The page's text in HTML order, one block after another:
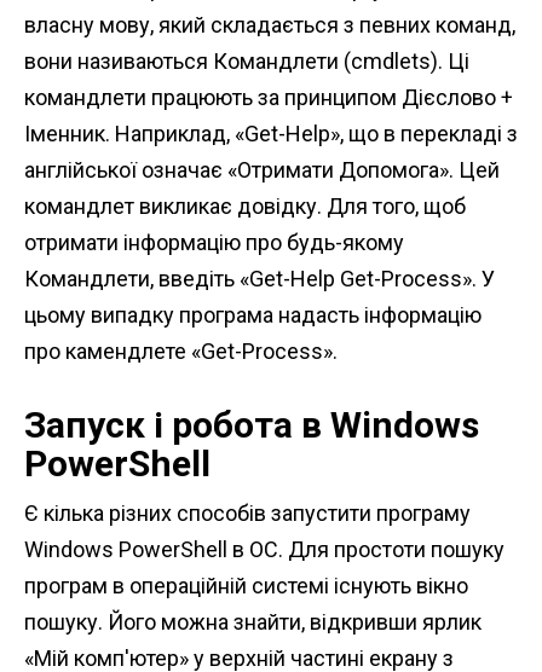
власну мову, який складається з певних команд,
вони називаються Командлети (cmdlets). Ці
командлети працюють за принципом Дієслово +
Іменник. Наприклад, «Get-Help», що в перекладі з
англійської означає «Отримати Допомога». Цей
командлет викликає довідку. Для того, щоб
отримати інформацію про будь-якому
Командлети, введіть «Get-Help Get-Process». У
цьому випадку програма надасть інформацію
про камендлете «Get-Process».
Запуск і робота в Windows
PowerShell
Є кілька різних способів запустити програму
Windows PowerShell в ОС. Для простоти пошуку
програм в операційній системі існують вікно
пошуку. Його можна знайти, відкривши ярлик
«Мій комп'ютер» у верхній частині екрану з